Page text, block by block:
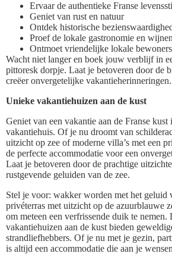
Ervaar de authentieke Franse
Geniet van rust en natuur
Ontdek historische
Proef de lokale gastronomie en wijnen
Ontmoet vriendelijke lokale bewoners
Wacht niet langer en boek jouw verblijf in
pittoresk dorpje. Laat je betoveren door de
creëer onvergetelijke vakantieherinneringen.
Unieke vakantiehuizen aan de kust
Geniet van een vakantie aan de Franse kust
vakantiehuis. Of je nu droomt van
uitzicht op zee of moderne villa’s met een
de perfecte accommodatie voor een
Laat je betoveren door de prachtige
rustgevende geluiden van de zee.
Stel je voor: wakker worden met het geluid
privéterras met uitzicht op de azuurblauwe
om meteen een verfrissende duik te nemen.
vakantiehuizen aan de kust bieden
strandliefhebbers. Of je nu met je gezin,
is altijd een accommodatie die aan je